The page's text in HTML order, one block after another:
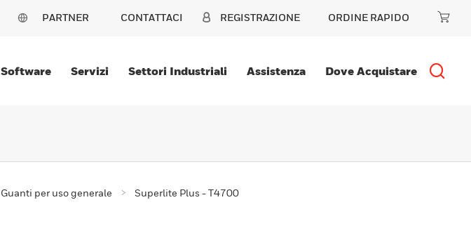
PARTNER CONTATTACI REGISTRAZIONE ORDINE RAPIDO
Software Servizi Settori Industriali Assistenza Dove Acquistare
Guanti per uso generale Superlite Plus - T4700